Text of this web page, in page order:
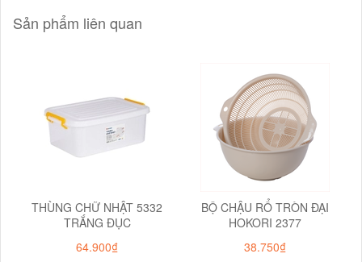
Sản phẩm liên quan
THÙNG CHỮ NHẬT 5332
TRẮNG ĐỤC
64.900₫
BỘ CHẬU RỔ TRÒN ĐẠI
HOKORI 2377
38.750₫